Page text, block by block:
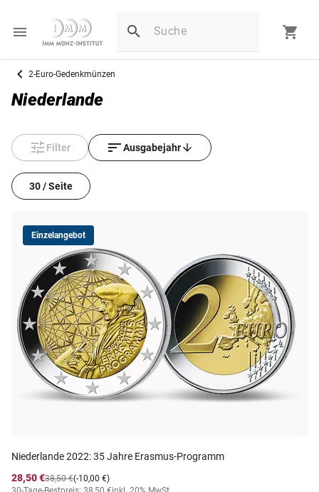
2-Euro-Gedenkmünzen
Niederlande
Filter Ausgabejahr
30 / Seite
Einzelangebot
Niederlande 2022: 35 Jahre Erasmus-Programm
28,50 €
(-10,00 €)
38,50 €